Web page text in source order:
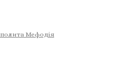
Мефодія